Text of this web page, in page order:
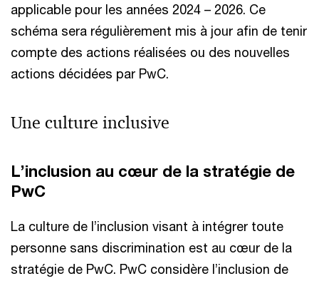
applicable pour les années 2024 – 2026. Ce
schéma sera régulièrement mis à jour afin de tenir
compte des actions réalisées ou des nouvelles
actions décidées par PwC.
Une culture inclusive
L’inclusion au cœur de la stratégie de
PwC
La culture de l’inclusion visant à intégrer toute
personne sans discrimination est au cœur de la
stratégie de PwC. PwC considère l’inclusion de